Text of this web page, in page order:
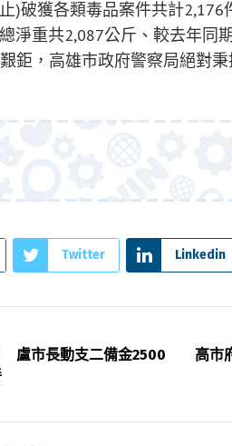
)破獲各類毒品案件共計
淨重共2,087公斤、較去年同
鉅，高雄市政府警察局絕對
Twitter Linkedin
盧市長動支二備金2500
高市